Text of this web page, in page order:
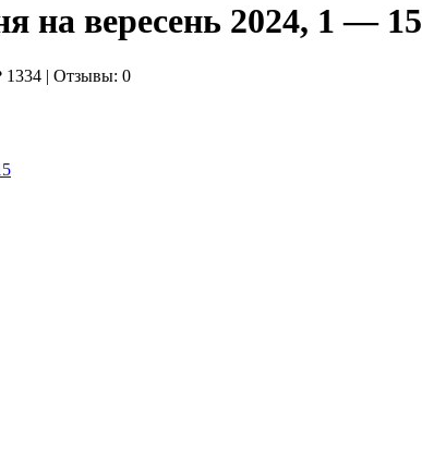
на вересень 2024, 1 — 15
1334 | Отзывы: 0